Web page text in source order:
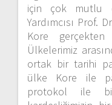
için çok mutlu
Yardımcısı Prof.
Kore
Ülkelerimiz
ortak bir tarihi
ülke Kore ile
protokol ile